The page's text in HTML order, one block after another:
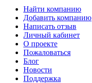
Найти компанию
Добавить компанию
Написать отзыв
Личный кабинет
О проекте
Пожаловаться
Блог
Новости
Поддержка